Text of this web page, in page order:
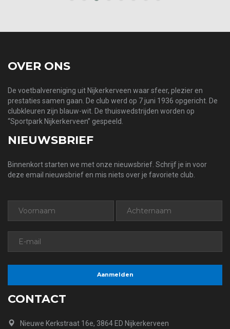
OVER ONS
De voetbalvereniging uit Nijkerkerveen waar sfeer, plezier en
prestaties samen gaan. De club werd op 7 juni 1936 opgericht. De
clubkleuren zijn blauw-wit. De thuiswedstrijden worden op
“Sportpark Nijkerkerveen” gespeeld.
NIEUWSBRIEF
Binnenkort starten we met onze nieuwsbrief. Schrijf je in voor
deze email nieuwsbrief en mis niets over je favoriete club.
CONTACT
Nieuwe Kerkstraat 16e, 3864 ED Nijkerkerveen